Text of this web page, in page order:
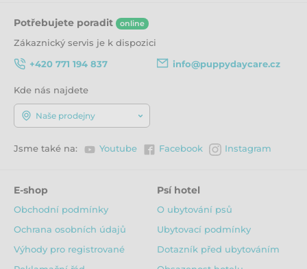
Vláknina 3,5%
Hrubý popel 7%
Vlhkost 8%
Fosfor 0,9%
Omega 6 1,7%
Me Kcal / kg 3500
Doplňkové látky na kg:
Vitamin D3 1,950 IU
Vitamin E 215 IU
Stopové prvky:
Železo (síran železnatý) 50 mg
Zinek (síran zinečnatý) 50 mg
Mangan (síran manganatý) 35 mg
Potřebujete poradit online
Zákaznický servis je k dispozici
+420 771 194 837
info@puppydaycare.cz
Kde nás najdete
Naše prodejny
Jsme také na: Youtube Facebook Instagram
E-shop
Obchodní podmínky
Ochrana osobních údajů
Výhody pro registrované
Psí hotel
O ubytování psů
Ubytovací podmínky
Dotazník před ubytováním